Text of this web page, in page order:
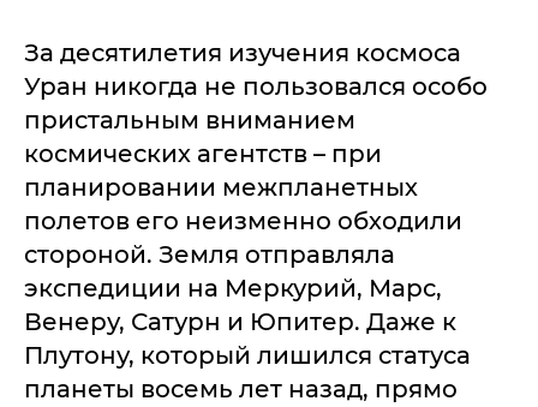
За десятилетия изучения космоса
Уран никогда не пользовался особо
пристальным вниманием
космических агентств – при
планировании межпланетных
полетов его неизменно обходили
стороной. Земля отправляла
экспедиции на Меркурий, Марс,
Венеру, Сатурн и Юпитер. Даже к
Плутону, который лишился статуса
планеты восемь лет назад, прямо